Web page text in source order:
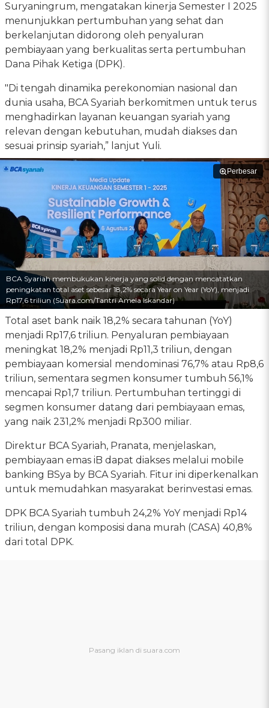
Suryaningrum, mengatakan kinerja Semester I 2025
menunjukkan pertumbuhan yang sehat dan
berkelanjutan didorong oleh penyaluran
pembiayaan yang berkualitas serta pertumbuhan
Dana Pihak Ketiga (DPK).
"Di tengah dinamika perekonomian nasional dan
dunia usaha, BCA Syariah berkomitmen untuk terus
menghadirkan layanan keuangan syariah yang
relevan dengan kebutuhan, mudah diakses dan
sesuai prinsip syariah,” lanjut Yuli.
Perbesar
BCA Syariah membukukan kinerja yang solid dengan mencatatkan
peningkatan total aset sebesar 18,2% secara Year on Year (YoY), menjadi
Rp17,6 triliun (Suara.com/Tantri Amela Iskandar)
Total aset bank naik 18,2% secara tahunan (YoY)
menjadi Rp17,6 triliun. Penyaluran pembiayaan
meningkat 18,2% menjadi Rp11,3 triliun, dengan
pembiayaan komersial mendominasi 76,7% atau Rp8,6
triliun, sementara segmen konsumer tumbuh 56,1%
mencapai Rp1,7 triliun. Pertumbuhan tertinggi di
segmen konsumer datang dari pembiayaan emas,
yang naik 231,2% menjadi Rp300 miliar.
Direktur BCA Syariah, Pranata, menjelaskan,
pembiayaan emas iB dapat diakses melalui mobile
banking BSya by BCA Syariah. Fitur ini diperkenalkan
untuk memudahkan masyarakat berinvestasi emas.
DPK BCA Syariah tumbuh 24,2% YoY menjadi Rp14
triliun, dengan komposisi dana murah (CASA) 40,8%
dari total DPK.